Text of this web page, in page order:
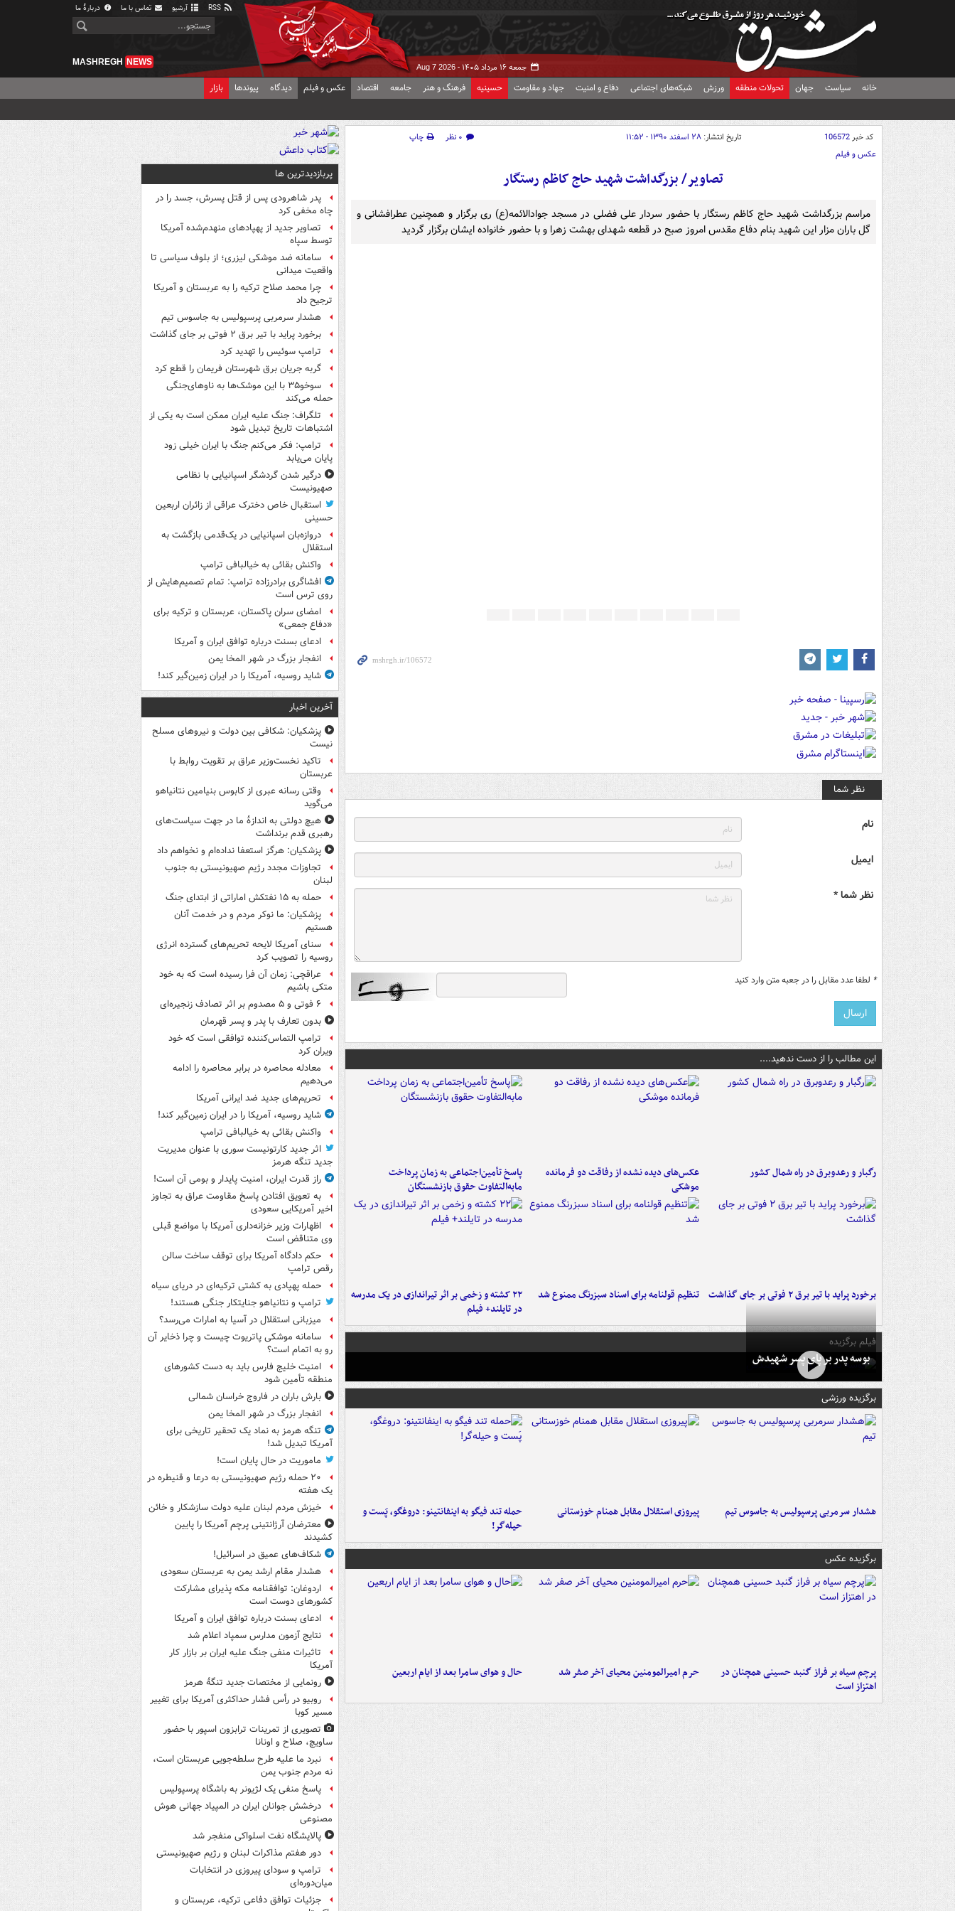
آرشیو تماس با ما دربارهٔ ما
جمعه ۱۶ مرداد ۱۴۰۵ - Aug 7 2026
MASHREGH NEWS
خانه سیاست جهان تحولات منطقه ورزش شبکه‌های اجتماعی دفاع و امنیت جهاد و مقاومت حسینیه فرهنگ و هنر جامعه اقتصاد عکس و فیلم دیدگاه پیوندها بازار
کد خبر106572 تاریخ انتشار: ۲۸ اسفند ۱۳۹۰ - ۱۱:۵۲ ۰ نظر
چاپ
عکس و فیلم
تصاویر/ بزرگداشت شهید حاج کاظم رستگار
مراسم بزرگداشت شهید حاج کاظم رستگار با حضور سردار علی فضلی در مسجد جوادالائمه(ع) ری برگزار و همچنین عطرافشانی و
گل باران مزار این شهید بنام دفاع مقدس امروز صبح در قطعه شهدای بهشت زهرا و با حضور خانواده ایشان برگزار گردید
نظر شما
نام
ایمیل
نظر شما *
* لطفا عدد مقابل را در جعبه متن وارد کنید
این مطالب را از دست ندهید....
رگبار و رعدوبرق در راه شمال کشور
عکس‌های دیده نشده از رفاقت دو فرمانده‌
موشکی
پاسخ تأمین‌اجتماعی به زمان پرداخت
مابه‌التفاوت حقوق بازنشستگان
برخورد پراید با تیر برق ۲ فوتی بر جای گذاشت تنظیم قولنامه برای اسناد سبزرنگ ممنوع شد
۲۲ کشته و زخمی بر اثر تیراندازی در یک مدرسه
در تایلند+ فیلم
فیلم برگزیده
بوسه‌ پدر بر پای پسر شهیدش
برگزیده ورزشی
هشدار سرمربی پرسپولیس به جاسوس تیم پیروزی استقلال مقابل همنام خوزستانی
حمله تند فیگو به اینفانتینو: دروغگو، پَست‌ و
حیله‌گر!
برگزیده عکس
پرچم سیاه بر فراز گنبد حسینی همچنان در
اهتزاز است
حرم امیرالمومنین محیای آخر صفر شد حال و هوای سامرا بعد از ایام اربعین
پربازدیدترین ها
پدر شاهرودی پس از قتل پسرش، جسد را در
چاه مخفی کرد
تصاویر جدید از پهپادهای منهدم‌شده آمریکا
توسط سپاه
سامانه ضد موشکی لیزری؛ از بلوف سیاسی تا
واقعیت میدانی
چرا محمد صلاح ترکیه را به عربستان و آمریکا
ترجیح داد
هشدار سرمربی پرسپولیس به جاسوس تیم
برخورد پراید با تیر برق ۲ فوتی بر جای گذاشت
ترامپ سوئیس را تهدید کرد
گربه جریان برق شهرستان فریمان را قطع کرد
سوخو۳۵ با این موشک‌ها به ناوهای‌جنگی
حمله می‌کند
تلگراف: جنگ علیه ایران ممکن است به یکی از
اشتباهات تاریخ تبدیل شود
ترامپ: فکر می‌کنم جنگ با ایران خیلی زود
پایان می‌یابد
درگیر شدن گردشگر اسپانیایی با نظامی
صهیونیست
استقبال خاص دخترک عراقی از زائران اربعین
حسینی
دروازه‌بان اسپانیایی در یک‌قدمی بازگشت به
استقلال
واکنش بقائی به خیالبافی ترامپ
افشاگری برادرزاده ترامپ: تمام تصمیم‌هایش از
روی ترس است
امضای سران پاکستان، عربستان و ترکیه برای
«دفاع جمعی»
ادعای بسنت درباره توافق ایران و آمریکا
انفجار بزرگ در شهر المخا یمن
شاید روسیه، آمریکا را در ایران زمین‌گیر کند!
آخرین اخبار
پزشکیان: شکافی بین دولت و نیروهای مسلح
نیست
تاکید نخست‌وزیر عراق بر تقویت روابط با
عربستان
وقتی رسانه عبری از کابوس بنیامین نتانیاهو
می‌گوید
هیچ دولتی به اندازۀ ما در جهت سیاست‌های
رهبری قدم برنداشت
پزشکیان: هرگز استعفا نداده‌ام و نخواهم داد
تجاوزات مجدد رژیم صهیونیستی به جنوب
لبنان
حمله به ۱۵ نفتکش‌ اماراتی از ابتدای جنگ
پزشکیان: ما نوکر مردم و در خدمت آنان
هستیم
سنای آمریکا لایحه تحریم‌های گسترده انرژی
روسیه را تصویب کرد
عراقچی: زمان آن فرا رسیده است که به خود
متکی باشیم
۶ فوتی و ۵ مصدوم بر اثر تصادف زنجیره‌ای
بدون تعارف با پدر و پسر قهرمان
ترامپ التماس‌کننده توافقی است که خود
ویران کرد
معادله محاصره در برابر محاصره را ادامه
می‌دهیم
تحریم‌های جدید ضد ایرانی آمریکا
شاید روسیه، آمریکا را در ایران زمین‌گیر کند!
واکنش بقائی به خیالبافی ترامپ
اثر جدید کارتونیست سوری با عنوان مدیریت
جدید تنگه هرمز
راز قدرت ایران، امنیت پایدار و بومی آن است!
به تعویق افتادن پاسخ مقاومت عراق به تجاوز
اخیر آمریکایی سعودی
اظهارات وزیر خزانه‌داری آمریکا با مواضع قبلی
وی متناقض است
حکم دادگاه آمریکا برای توقف ساخت سالن
رقص ترامپ
حمله پهپادی به کشتی ترکیه‌ای در دریای سیاه
ترامپ و نتانیاهو جنایتکار جنگی هستند!
میزبانی استقلال در آسیا به امارات می‌رسد؟
سامانه موشکی پاتریوت چیست و چرا ذخایر آن
رو به اتمام است؟
امنیت خلیج فارس باید به دست کشورهای
منطقه تأمین شود
بارش باران در فاروج خراسان شمالی
انفجار بزرگ در شهر المخا یمن
تنگه هرمز به نماد یک تحقیر تاریخی برای
آمریکا تبدیل شد!
ماموریت در حال پایان است!
۲۰ حمله رژیم صهیونیستی به درعا و قنیطره در
یک هفته
خیزش مردم لبنان علیه دولت سازشکار و خائن
معترضان آرژانتینی پرچم آمریکا را پایین
کشیدند
شکاف‌های عمیق در اسرائیل!
هشدار مقام ارشد یمن به عربستان سعودی
اردوغان: توافقنامه مکه پذیرای مشارکت
کشورهای دوست است
ادعای بسنت درباره توافق ایران و آمریکا
نتایج آزمون مدارس سمپاد اعلام شد
تاثیرات منفی جنگ علیه ایران بر بازار کار
آمریکا
رونمایی از مختصات جدید تنگۀ هرمز
روبیو در رأس فشار حداکثری آمریکا برای تغییر
مسیر کوبا
تصویری از تمرینات ترابزون اسپور با حضور
ساویچ، صلاح و اونانا
نبرد ما علیه طرح سلطه‌جویی عربستان است،
نه مردم جنوب یمن
پاسخ منفی یک لژیونر به باشگاه پرسپولیس
درخشش جوانان ایران در المپیاد جهانی هوش
مصنوعی
پالایشگاه نفت اسلواکی منفجر شد
دور هفتم مذاکرات لبنان و رژیم صهیونیستی
ترامپ و سودای پیروزی در انتخابات
میان‌دوره‌ای
جزئیات توافق دفاعی ترکیه، عربستان و